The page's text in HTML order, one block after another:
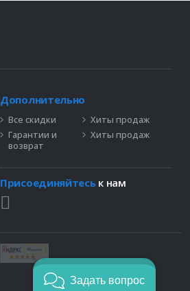
Дополнительно
Все скидки
Хиты продаж
Гарантии и
возврат
Хиты продаж
Присоединяйтеськ нам
Задать вопрос